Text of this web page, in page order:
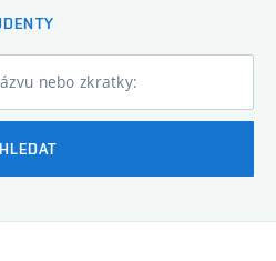
nebo zkratky:
HLEDAT